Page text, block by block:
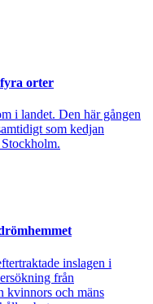
orter
i landet. Den här gången
som kedjan
inslagen i
från
kvinnors och mäns